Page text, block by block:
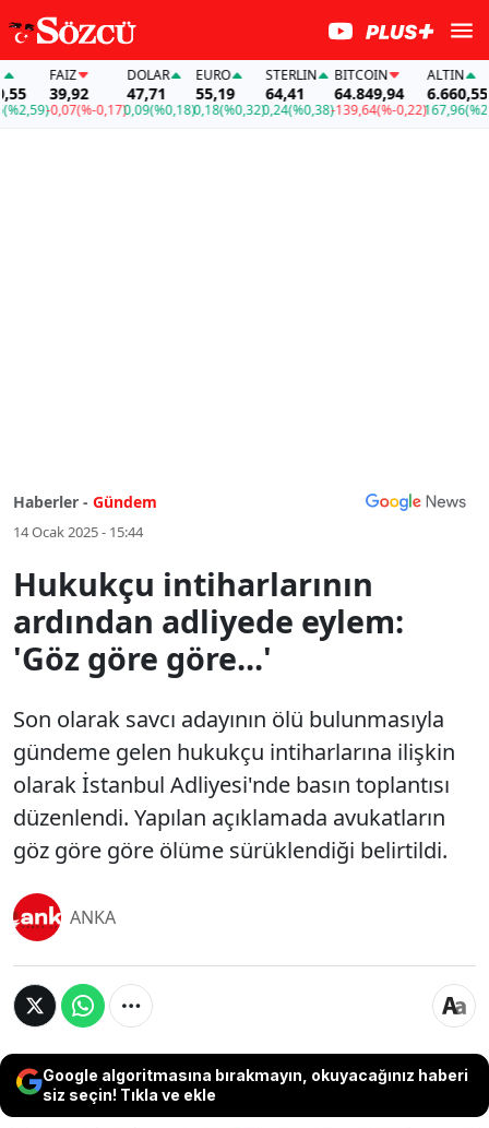
39,92
-0,07(%-0,17)
DOLAR
47,71
0,09(%0,18)
EURO
55,19
0,18(%0,32)
STERLIN
64,41
0,24(%0,38)
BITCOIN
64.849,94
-139,64(%-0,22)
ALTIN
6.660,55
167,96(%2,59)-
Haberler - Gündem
14 Ocak 2025 - 15:44
Hukukçu intiharlarının
ardından adliyede eylem:
'Göz göre göre...'
Son olarak savcı adayının ölü bulunmasıyla
gündeme gelen hukukçu intiharlarına ilişkin
olarak İstanbul Adliyesi'nde basın toplantısı
düzenlendi. Yapılan açıklamada avukatların
göz göre göre ölüme sürüklendiği belirtildi.
ANKA
Google algoritmasına bırakmayın, okuyacağınız haberi
siz seçin! Tıkla ve ekle